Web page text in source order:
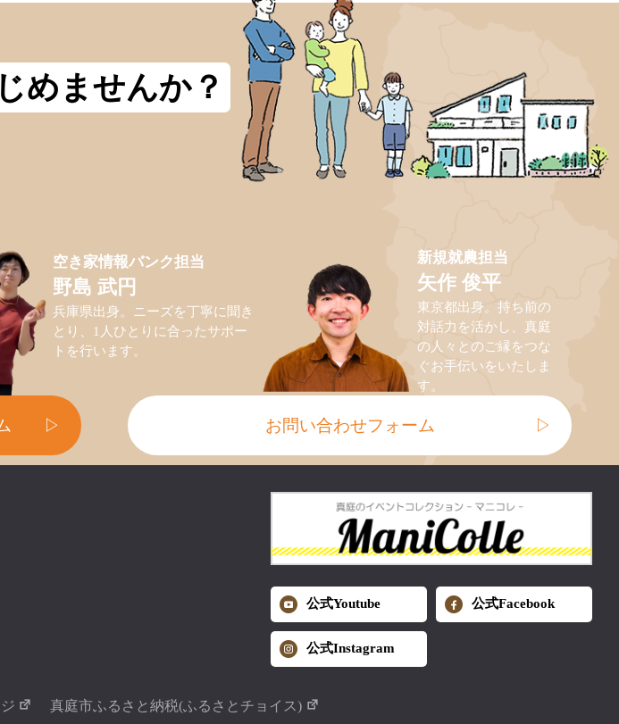
めませんか？
空き家情報バンク担当
野島 武円
兵庫県出身。ニーズを丁寧に聞き
とり、1人ひとりに合ったサポー
トを行います。
新規就農担当
矢作 俊平
東京都出身。持ち前の
対話力を活かし、真庭
の人々とのご縁をつな
ぐお手伝いをいたしま
す。
▷ お問い合わせフォーム ▷
公式Youtube 公式Facebook
公式Instagram
真庭市ふるさと納税(ふるさとチョイス)